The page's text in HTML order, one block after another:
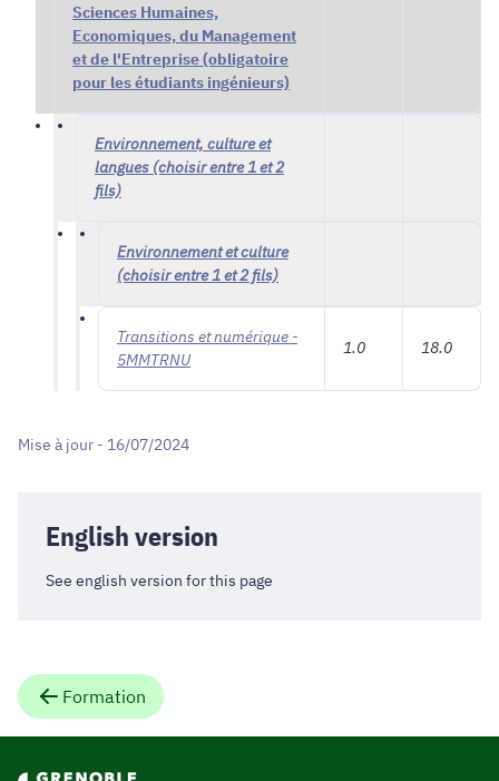
Sciences Humaines,
Economiques, du Management
et de l'Entreprise (obligatoire
pour les étudiants ingénieurs)
Environnement, culture et
langues (choisir entre 1 et 2
fils)
Environnement et culture
(choisir entre 1 et 2 fils)
Transitions et numérique -
5MMTRNU
1.0 18.0
Mise à jour - 16/07/2024
English version
See english version for this page
Formation